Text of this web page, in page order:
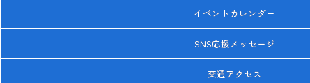
イベントカレンダー
SNS応援メッセージ
交通アクセス